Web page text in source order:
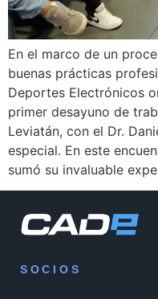
En el marco de un
buenas prácticas
Deportes Electrónicos
primer desayuno de
Leviatán, con el Dr.
especial. En este
sumó su invaluable
SOCIOS